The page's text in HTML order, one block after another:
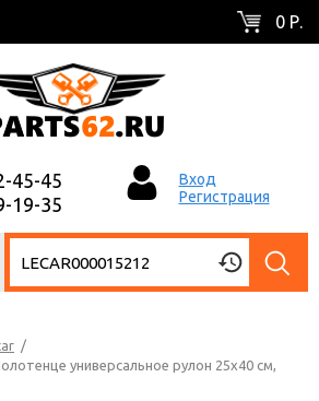
0 Р.
45-45
19-35
Вход
Регистрация
/
универсальное рулон 25х40 см,